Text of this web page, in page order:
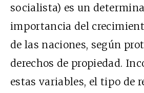
socialista) es un
importancia del
de las naciones, según
derechos de propiedad.
estas variables, el tipo de